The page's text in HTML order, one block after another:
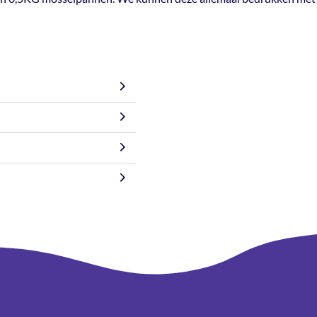
aanleveren (het
zeker weten dat alles